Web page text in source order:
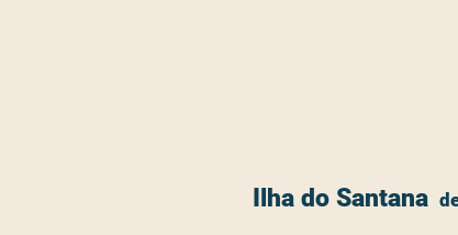
Ilha do Santana